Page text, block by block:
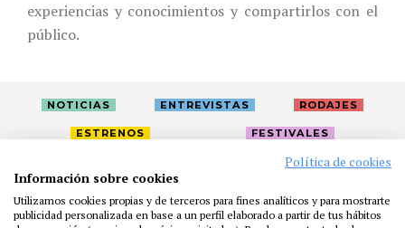
experiencias y conocimientos y compartirlos con el
público.
NOTICIAS ENTREVISTAS RODAJES
ESTRENOS FESTIVALES
PRENSA
FUNDACIÓN RESIDENCIAS AYUDAS
Política de cookies
Información sobre cookies
Utilizamos cookies propias y de terceros para fines analíticos y para mostrarte
publicidad personalizada en base a un perfil elaborado a partir de tus hábitos